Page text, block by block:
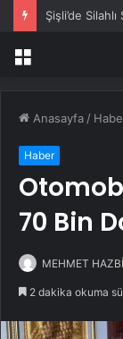
Şişli’de Silahlı
Menü
Anasayfa /
Haber
70 Bin
MEHMET
2 dakika okuma